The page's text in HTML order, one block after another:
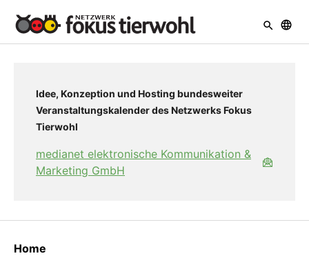
Idee, Konzeption und Hosting bundesweiter
Veranstaltungskalender des Netzwerks Fokus
Tierwohl
medianet elektronische Kommunikation &
Marketing GmbH
Home